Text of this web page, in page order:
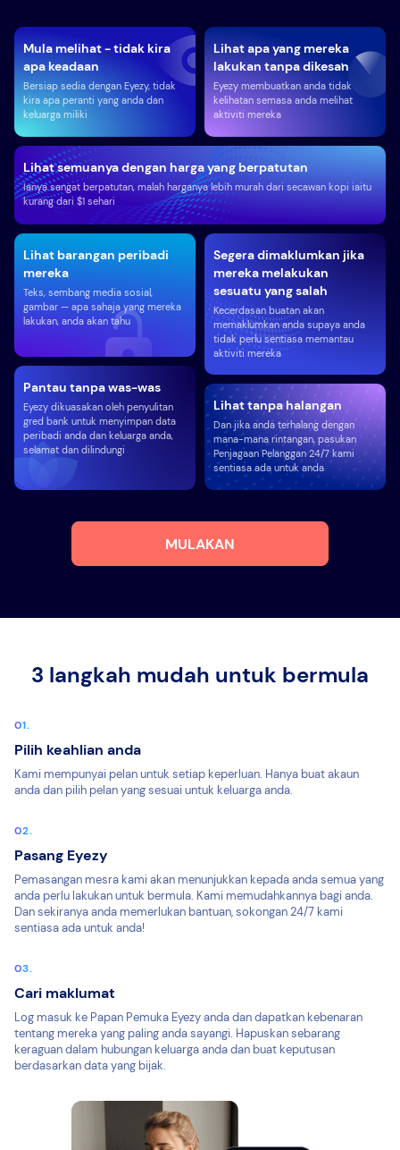
Mula melihat - tidak kira
apa keadaan
Bersiap sedia dengan Eyezy, tidak
kira apa peranti yang anda dan
keluarga miliki
Lihat apa yang mereka
lakukan tanpa dikesan
Eyezy membuatkan anda tidak
kelihatan semasa anda melihat
aktiviti mereka
Pantau tanpa was-was
Eyezy dikuasakan oleh penyulitan
gred bank untuk menyimpan data
peribadi anda dan keluarga anda,
selamat dan dilindungi
Lihat barangan peribadi
mereka
Teks, sembang media sosial,
gambar — apa sahaja yang mereka
lakukan, anda akan tahu
Lihat semuanya dengan harga yang berpatutan
Ianya sangat berpatutan, malah harganya lebih murah dari secawan kopi iaitu
kurang dari $1 sehari
Segera dimaklumkan jika
mereka melakukan
sesuatu yang salah
Kecerdasan buatan akan
memaklumkan anda supaya anda
tidak perlu sentiasa memantau
aktiviti mereka
Lihat tanpa halangan
Dan jika anda terhalang dengan
mana-mana rintangan, pasukan
Penjagaan Pelanggan 24/7 kami
sentiasa ada untuk anda
MULAKAN
3 langkah mudah untuk bermula
Pilih keahlian anda
Kami mempunyai pelan untuk setiap keperluan. Hanya buat akaun
anda dan pilih pelan yang sesuai untuk keluarga anda.
Pasang Eyezy
Pemasangan mesra kami akan menunjukkan kepada anda semua yang
anda perlu lakukan untuk bermula. Kami memudahkannya bagi anda.
Dan sekiranya anda memerlukan bantuan, sokongan 24/7 kami
sentiasa ada untuk anda!
Cari maklumat
Log masuk ke Papan Pemuka Eyezy anda dan dapatkan kebenaran
tentang mereka yang paling anda sayangi. Hapuskan sebarang
keraguan dalam hubungan keluarga anda dan buat keputusan
berdasarkan data yang bijak.